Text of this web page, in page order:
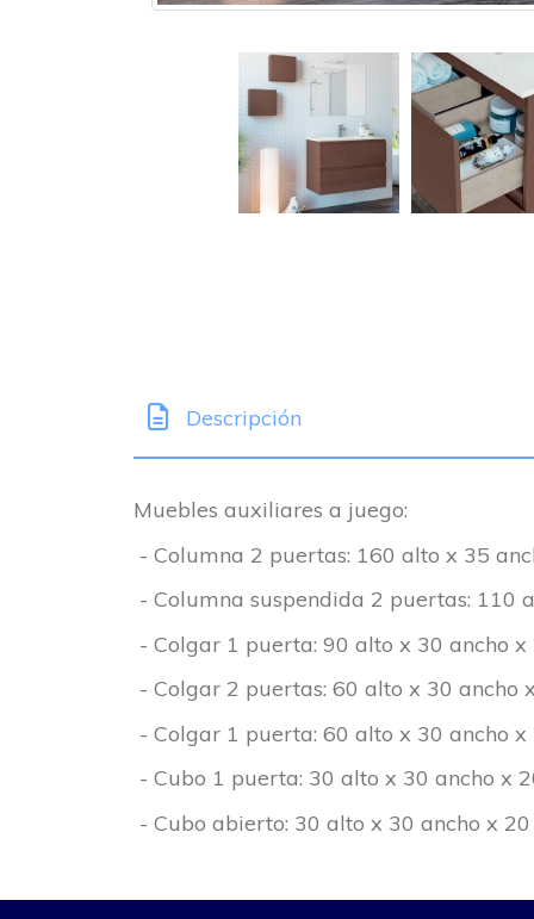
Descripción
Muebles auxiliares a juego:
- Columna 2 puertas: 160 alto x 35
- Columna suspendida 2 puertas: 110
- Colgar 1 puerta: 90 alto x 30 ancho x
- Colgar 2 puertas: 60 alto x 30 ancho
- Colgar 1 puerta: 60 alto x 30 ancho x
- Cubo 1 puerta: 30 alto x 30 ancho x
- Cubo abierto: 30 alto x 30 ancho x